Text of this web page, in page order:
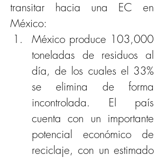
transitar hacia una EC en
México:
México produce 103,000
toneladas de residuos al
día, de los cuales el 33%
se elimina de forma
incontrolada. El país
cuenta con un importante
potencial económico de
reciclaje, con un estimado